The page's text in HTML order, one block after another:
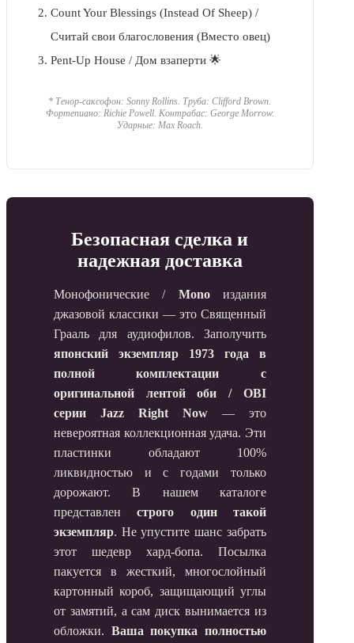
Count Your Blessings (Instead Of Sheep) /
Считай свои благословения (Вместо овец)
Pent-Up House / Дом взаперти 🌟
* Тенор-саксофон: Sonny Rollins. Труба: Clifford Brown.
Фортепиано: Richie Powell. Контрабас: George Morrow.
Ударные: Max Roach.
Безопасная сделка и
надежная доставка
Монофонические / Monoиздания
джазовой классики — это Священный
Грааль для аудиофилов. Заполучить
японский экземпляр 1973 года в
полной комплектации с
оригинальной лентой оби / OBI
серии Jazz Right Now— это
невероятная коллекционная удача. Эти
пластинки обладают 100%
ликвидностью и с годами только
дорожают. В нашем каталоге
представленстрого один такой
экземпляр. Не упустите шанс забрать
этот шедевр хард-бопа. Посылка
пакуется в жесткий, многослойный
картонный короб, защищающий углы
от замятий, а сам диск вынимается из
обложки. Ваша покупка полностью